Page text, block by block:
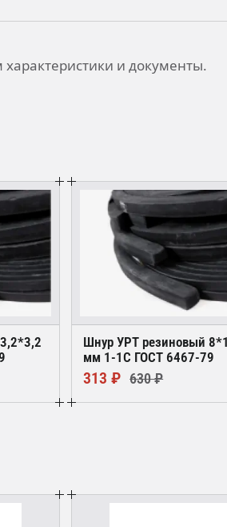
и документы.
Шнур УРТ резиновый
мм 1-1С ГОСТ 6467-79
313 ₽ 630 ₽